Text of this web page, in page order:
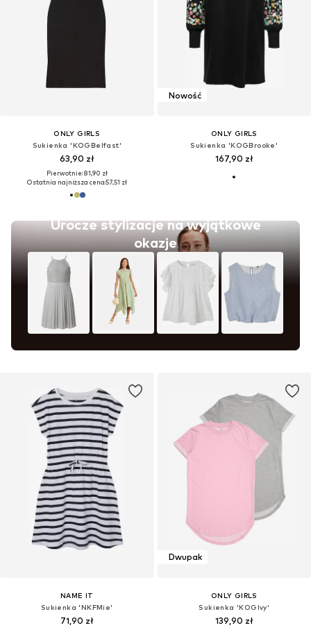
ONLY GIRLS
Sukienka 'KOGBelfast'
63,90 zł
Pierwotnie: 81,90 zł
Ostatnia najniższa cena:57,51 zł
Urocze stylizacje na wyjątkowe
okazje
Nowość
ONLY GIRLS
Sukienka 'KOGBrooke'
167,90 zł
NAME IT
Sukienka 'NKFMie'
71,90 zł
Dwupak
ONLY GIRLS
Sukienka 'KOGIvy'
139,90 zł